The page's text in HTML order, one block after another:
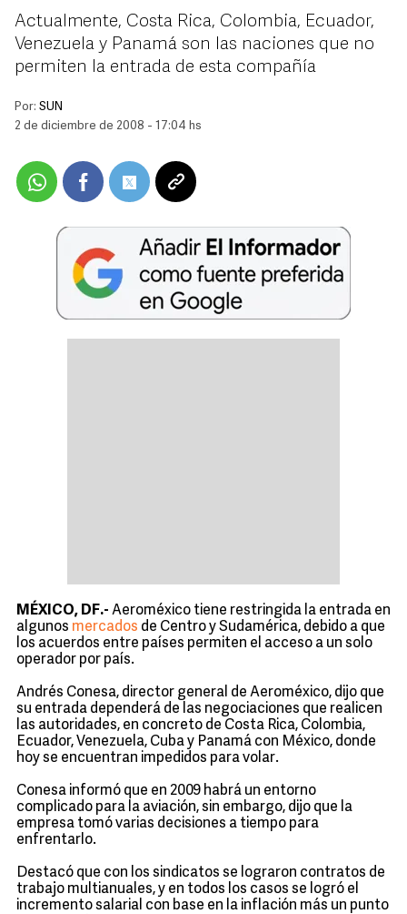
Actualmente, Costa Rica, Colombia, Ecuador,
Venezuela y Panamá son las naciones que no
permiten la entrada de esta compañía
Por: SUN
2 de diciembre de 2008 - 17:04 hs
MÉXICO, DF.- Aeroméxico tiene restringida la entrada en
algunos mercados de Centro y Sudamérica, debido a que
los acuerdos entre países permiten el acceso a un solo
operador por país.
Andrés Conesa, director general de Aeroméxico, dijo que
su entrada dependerá de las negociaciones que realicen
las autoridades, en concreto de Costa Rica, Colombia,
Ecuador, Venezuela, Cuba y Panamá con México, donde
hoy se encuentran impedidos para volar.
Conesa informó que en 2009 habrá un entorno
complicado para la aviación, sin embargo, dijo que la
empresa tomó varias decisiones a tiempo para
enfrentarlo.
Destacó que con los sindicatos se lograron contratos de
trabajo multianuales, y en todos los casos se logró el
incremento salarial con base en la inflación más un punto